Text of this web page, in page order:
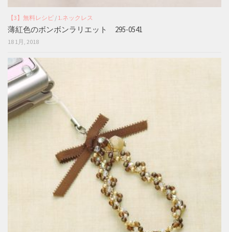
【3】無料レシピ / 1.ネックレス
薄紅色のボンボンラリエット 295-0541
18 1月, 2018